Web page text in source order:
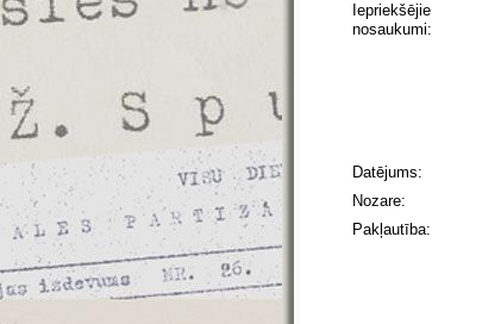
Iepriekšējie
nosaukumi:
Datējums:
Nozare:
Pakļautība: